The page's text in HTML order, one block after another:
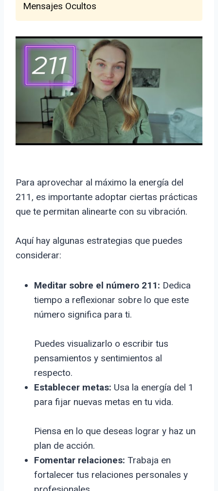
Mensajes Ocultos
Para aprovechar al máximo la energía del
211, es importante adoptar ciertas prácticas
que te permitan alinearte con su vibración.
Aquí hay algunas estrategias que puedes
considerar:
Meditar sobre el número 211: Dedica
tiempo a reflexionar sobre lo que este
número significa para ti.
Puedes visualizarlo o escribir tus
pensamientos y sentimientos al
respecto.
Establecer metas: Usa la energía del 1
para fijar nuevas metas en tu vida.
Piensa en lo que deseas lograr y haz un
plan de acción.
Fomentar relaciones: Trabaja en
fortalecer tus relaciones personales y